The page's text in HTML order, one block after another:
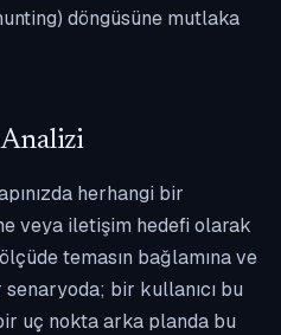
döngüsüne mutlaka
herhangi bir
veya iletişim hedefi olarak
temasın bağlamına ve
bir kullanıcı bu
uç nokta arka planda bu